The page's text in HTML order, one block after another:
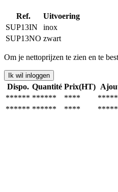
Ref.
Uitvoering
SUP13IN
inox
SUP13NO zwart
Om je nettoprijzen te zien en te
Ik wil inloggen
Dispo. Quantité Prix(HT)
****** ****** ****
****** ****** ****